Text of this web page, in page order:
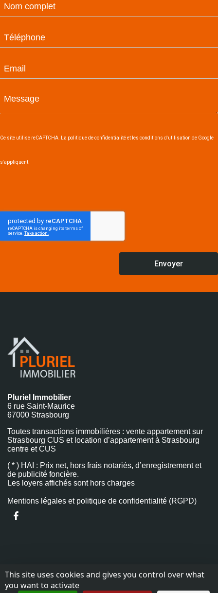
Ce site utilise reCAPTCHA. La politique de confidentialité et les conditions d'utilisation de Google
s'appliquent.
Envoyer
Pluriel Immobilier
6 rue Saint-Maurice
67000 Strasbourg
Toutes transactions immobilières : vente appartement sur
Strasbourg CUS et location d’appartement à Strasbourg
centre et CUS
( * ) HAI : Prix net, hors frais notariés, d’enregistrement et
de publicité foncière.
Les loyers affichés sont hors charges
Mentions légales et politique de confidentialité (RGPD)
This site uses cookies and gives you control over what
you want to activate